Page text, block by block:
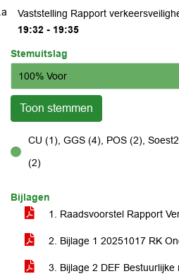
Vaststelling Rapport
19:32 - 19:35
Stemuitslag
100% Voor
Toon stemmen
voor
CU (1), GGS (4), POS (2),
(2)
Bijlagen
1. Raadsvoorstel Rapport
2. Bijlage 1 20251017 RK
3. Bijlage 2 DEF